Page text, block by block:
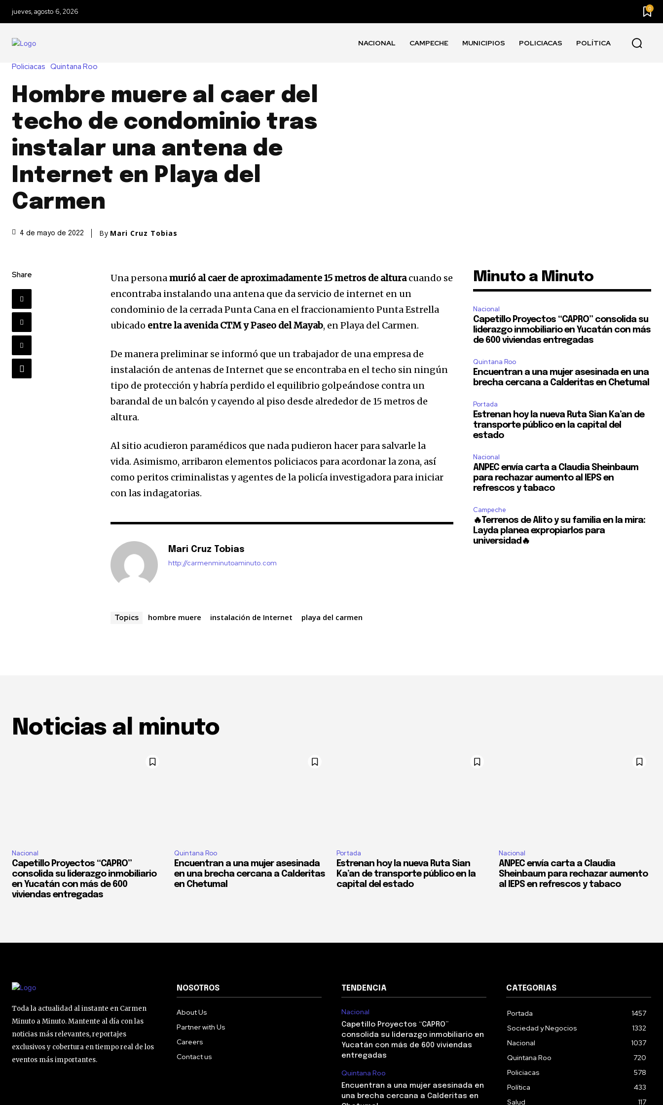
jueves, agosto 6, 2026 0
NACIONAL CAMPECHE MUNICIPIOS POLICIACAS POLÍTICA
Policiacas Quintana Roo
Hombre muere al caer del
techo de condominio tras
instalar una antena de
Internet en Playa del
Carmen
4 de mayo de 2022 By Mari Cruz Tobias
Share Una personamurió al caer de aproximadamente 15 metros de alturacuando se
encontraba instalando una antena que da servicio de internet en un
condominio de la cerrada Punta Cana en el fraccionamiento Punta Estrella
ubicado entre la avenida CTM y Paseo del Mayab, en Playa del Carmen.
De manera preliminar se informó que un trabajador de una empresa de
instalación de antenas de Internet que se encontraba en el techo sin ningún
tipo de protección y habría perdido el equilibrio golpeándose contra un
barandal de un balcón y cayendo al piso desde alrededor de 15 metros de
altura.
Al sitio acudieron paramédicos que nada pudieron hacer para salvarle la
vida. Asimismo, arribaron elementos policiacos para acordonar la zona, así
como peritos criminalistas y agentes de la policía investigadora para iniciar
con las indagatorias.
Mari Cruz Tobias
http://carmenminutoaminuto.com
Topics hombre muere instalación de Internet playa del carmen
Minuto a Minuto
Nacional
Capetillo Proyectos “CAPRO” consolida su
liderazgo inmobiliario en Yucatán con más
de 600 viviendas entregadas
Quintana Roo
Encuentran a una mujer asesinada en una
brecha cercana a Calderitas en Chetumal
Portada
Estrenan hoy la nueva Ruta Sian Ka’an de
transporte público en la capital del
estado
Nacional
ANPEC envía carta a Claudia Sheinbaum
para rechazar aumento al IEPS en
refrescos y tabaco
Campeche
🔥Terrenos de Alito y su familia en la mira:
Layda planea expropiarlos para
universidad🔥
Noticias al minuto
Nacional
Capetillo Proyectos “CAPRO”
consolida su liderazgo inmobiliario
en Yucatán con más de 600
viviendas entregadas
Quintana Roo
Encuentran a una mujer asesinada
en una brecha cercana a Calderitas
en Chetumal
Portada
Estrenan hoy la nueva Ruta Sian
Ka’an de transporte público en la
capital del estado
Nacional
ANPEC envía carta a Claudia
Sheinbaum para rechazar aumento
al IEPS en refrescos y tabaco
Toda la actualidad al instante en Carmen
Minuto a Minuto. Mantente al día con las
noticias más relevantes, reportajes
exclusivos y cobertura en tiempo real de los
eventos más importantes.
NOSOTROS
About Us
Partner with Us
Careers
Contact us
TENDENCIA
Nacional
Capetillo Proyectos “CAPRO”
consolida su liderazgo inmobiliario en
Yucatán con más de 600 viviendas
entregadas
Quintana Roo
Encuentran a una mujer asesinada en
una brecha cercana a Calderitas en
CATEGORIAS
Portada
1457
Sociedad y Negocios
1332
Nacional
1037
Quintana Roo
720
Policiacas
578
Política
433
Salud
117